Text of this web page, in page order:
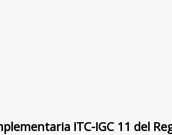
ITC-IGC 11 del